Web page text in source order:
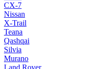
CX-7
Nissan
X-Trail
Teana
Qashqai
Silvia
Murano
Land Rover